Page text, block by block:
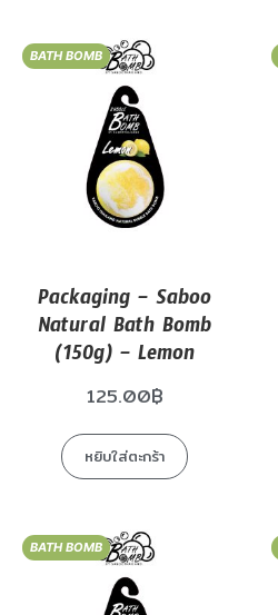
BATH BOMB
Packaging – Saboo
Natural Bath Bomb
(150g) – Lemon
125.00฿
หยิบใส่ตะกร้า
BATH BOMB